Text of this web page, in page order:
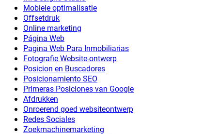
Mobiele optimalisatie
Offsetdruk
Online marketing
Página Web
Pagina Web Para Inmobiliarias
Fotografie Website-ontwerp
Posicion en Buscadores
Posicionamiento SEO
Primeras Posiciones van Google
Afdrukken
Onroerend goed websiteontwerp
Redes Sociales
Zoekmachinemarketing